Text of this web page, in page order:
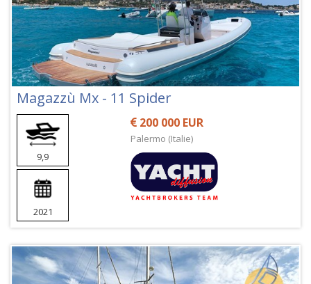
Magazzù Mx - 11 Spider
9,9
2021
200 000 EUR
Palermo (Italie)